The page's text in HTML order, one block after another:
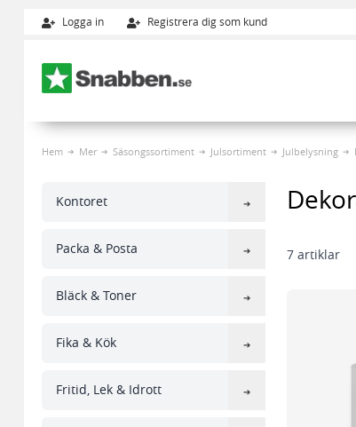
Logga in Registrera dig som kund
Hem Mer Säsongssortiment Julsortiment Julbelysning
Kontoret
Packa & Posta
Bläck & Toner
Fika & Kök
Fritid, Lek & Idrott
7 artiklar